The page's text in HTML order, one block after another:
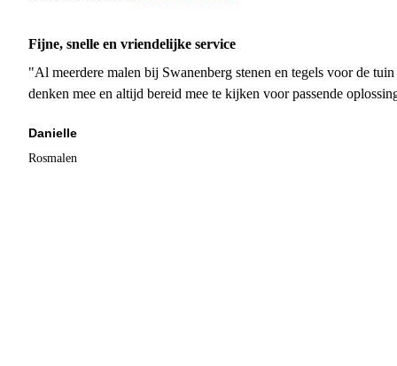
Fijne, snelle en vriendelijke service
"Al meerdere malen bij Swanenberg stenen en tegels voor de
denken mee en altijd bereid mee te kijken voor passende
Danielle
Rosmalen